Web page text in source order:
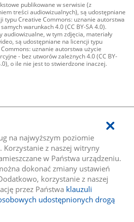
na najwyższym poziomie
Korzystanie z naszej witryny
w Państwa urządzeniu.
dokonać zmiany ustawień
korzystanie z naszej
przez Państwa klauzuli
udostępnionych drogą
publikowane w serwisie (z
treści audiowizualnych), są udostępniane
typu Creative Commons: uznanie autorstwa
warunkach 4.0 (CC BY-SA 4.0).
audiowizualne, w tym zdjęcia, materiały
są udostępniane na licencji typu
uznanie autorstwa użycie
- bez utworów zależnych 4.0 (CC BY-
o ile nie jest to stwierdzone inaczej.